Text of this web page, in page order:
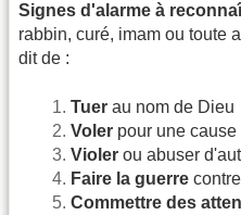
Signes d'alarme à
rabbin, curé, imam ou toute
dit de :
Tuer au nom de Dieu
Voler pour une cause
Violer ou abuser
Faire la guerre
Commettre des